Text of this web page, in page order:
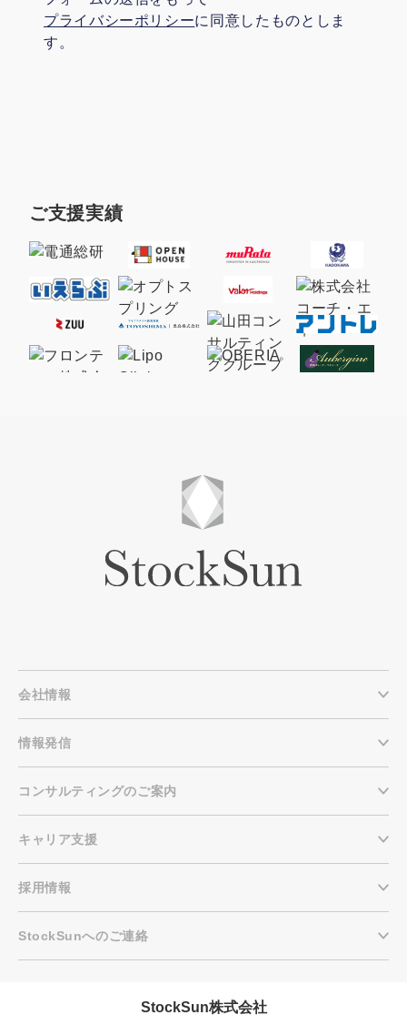
プライバシーポリシーに同意したものとしま
す。
ご支援実績
会社情報
情報発信
コンサルティングのご案内
キャリア支援
採用情報
StockSunへのご連絡
StockSun株式会社